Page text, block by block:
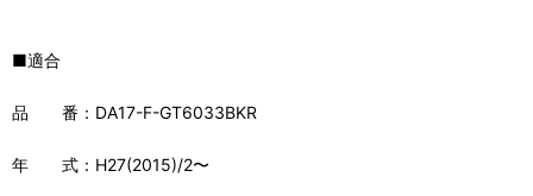
■適合
品 番：DA17-F-GT6033BKR
年 式：H27(2015)/2〜